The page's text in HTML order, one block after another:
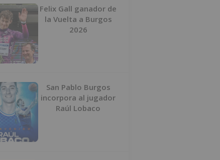
Felix Gall ganador de
la Vuelta a Burgos
2026
San Pablo Burgos
incorpora al jugador
Raúl Lobaco